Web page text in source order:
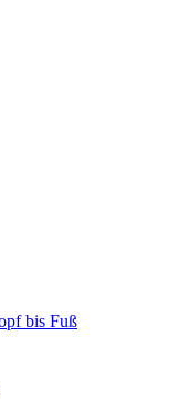
bis Fuß